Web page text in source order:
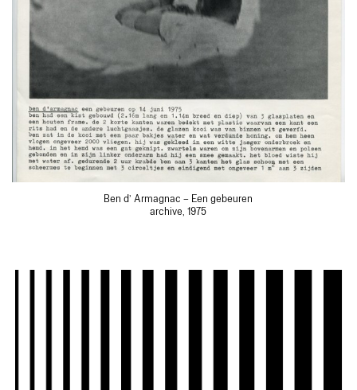
Ben d’ Armagnac – Een gebeuren
archive, 1975